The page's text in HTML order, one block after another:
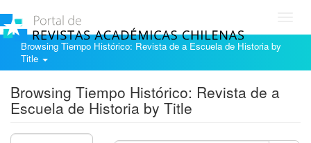
Browsing Tiempo Histórico: Revista de a Escuela de Historia by
Title
Browsing Tiempo Histórico: Revista de a
Escuela de Historia by Title